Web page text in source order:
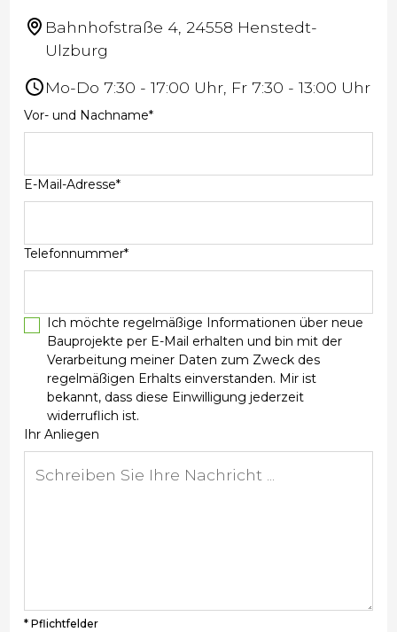
Bahnhofstraße 4, 24558 Henstedt-
Ulzburg
Mo-Do 7:30 - 17:00 Uhr, Fr 7:30 - 13:00 Uhr
Vor- und Nachname*
E-Mail-Adresse*
Telefonnummer*
Ich möchte regelmäßige Informationen über neue
Bauprojekte per E-Mail erhalten und bin mit der
Verarbeitung meiner Daten zum Zweck des
regelmäßigen Erhalts einverstanden. Mir ist
bekannt, dass diese Einwilligung jederzeit
widerruflich ist.
Ihr Anliegen
* Pflichtfelder